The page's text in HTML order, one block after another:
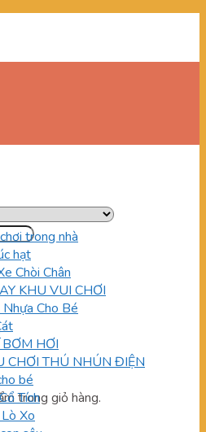
trong giỏ hàng.
trong nhà
hạt
Chòi Chân
KHU VUI CHƠI
Cho Bé
HƠI
CHƠI THÚ NHÚN ĐIỆN
bé
Tích
Xo